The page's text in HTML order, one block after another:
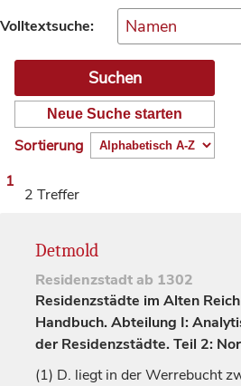
Volltextsuche:
Neue Suche starten
Sortierung
1
2 Treffer
Detmold
Residenzstadtab 1302
Residenzstädte im Alten
Handbuch. Abteilung I:
der Residenzstädte. Teil 2:
(1) D. liegt in der Werrebucht